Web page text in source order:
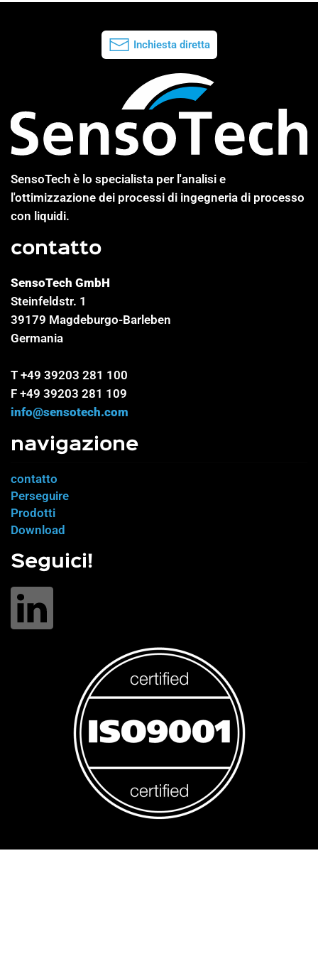
Inchiesta diretta
SensoTech è lo specialista per l'analisi e
l'ottimizzazione dei processi di ingegneria di processo
con liquidi.
contatto
SensoTech GmbH
Steinfeldstr. 1
39179 Magdeburgo-Barleben
Germania
T +49 39203 281 100
F +49 39203 281 109
info@sensotech.com
navigazione
contatto
Perseguire
Prodotti
Download
Seguici!